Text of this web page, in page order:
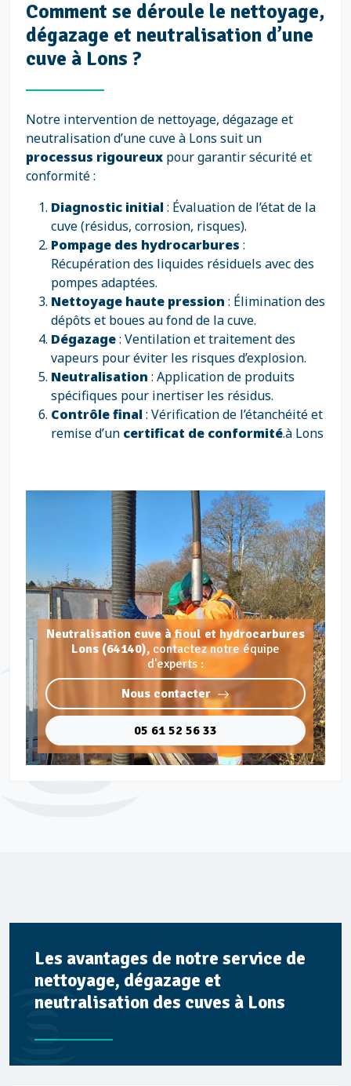
Comment se déroule le nettoyage,
dégazage et neutralisation d’une
cuve à Lons ?
Notre intervention de nettoyage, dégazage et
neutralisation d’une cuve à Lons suit un
processus rigoureux pour garantir sécurité et
conformité :
Diagnostic initial: Évaluation de l’état de la
cuve (résidus, corrosion, risques).
Pompage des hydrocarbures :
Récupération des liquides résiduels avec des
pompes adaptées.
Nettoyage haute pression : Élimination des
dépôts et boues au fond de la cuve.
Dégazage: Ventilation et traitement des
vapeurs pour éviter les risques d’explosion.
Neutralisation : Application de produits
spécifiques pour inertiser les résidus.
Contrôle final: Vérification de l’étanchéité et
remise d’un certificat de conformité.à Lons
Neutralisation cuve à fioul et hydrocarbures
Lons (64140), contactez notre équipe
d'experts :
Nous contacter
05 61 52 56 33
Les avantages de notre service de
nettoyage, dégazage et
neutralisation des cuves à Lons